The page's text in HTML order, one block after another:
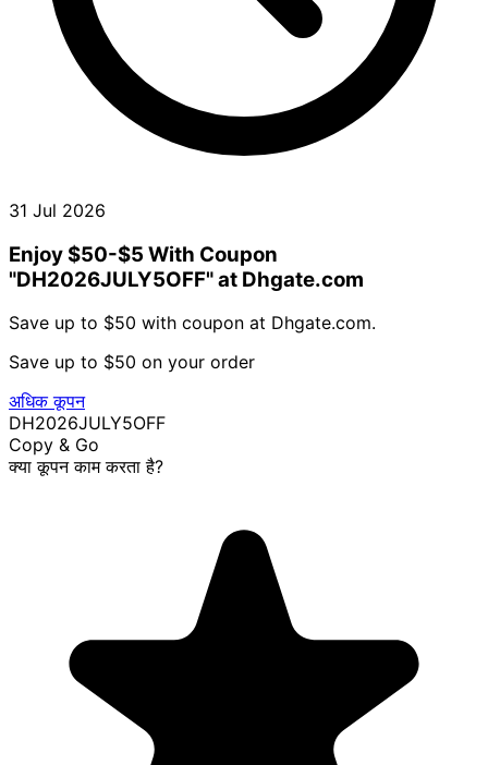
31 Jul 2026
Enjoy $50-$5 With Coupon
"DH2026JULY5OFF" at Dhgate.com
Save up to $50 with coupon at Dhgate.com.
Save up to $50 on your order
अधिक कूपन
DH2026JULY5OFF
Copy & Go
क्या कूपन काम करता है?